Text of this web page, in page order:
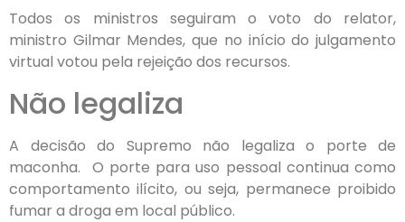
Todos os ministros seguiram o voto do relator,
ministro Gilmar Mendes, que no início do julgamento
virtual votou pela rejeição dos recursos.
Não legaliza
A decisão do Supremo não legaliza o porte de
maconha. O porte para uso pessoal continua como
comportamento ilícito, ou seja, permanece proibido
fumar a droga em local público.